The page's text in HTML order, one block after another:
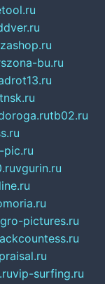
bu.ru
tb02.ru
pic.ru
vgurin.ru
pictures.ru
vip-surfing.ru